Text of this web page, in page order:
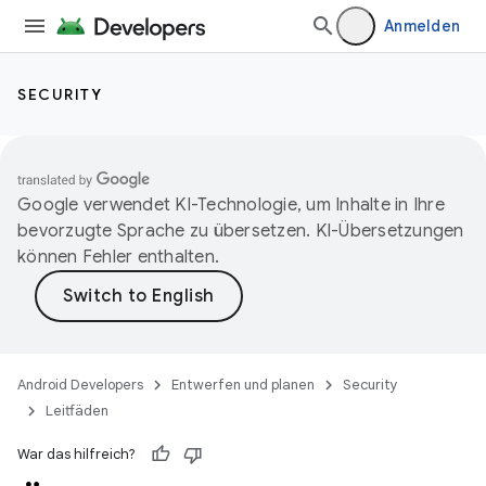
Anmelden
SECURITY
Google verwendet KI-Technologie, um Inhalte in Ihre
bevorzugte Sprache zu übersetzen. KI-Übersetzungen
können Fehler enthalten.
Android Developers Entwerfen und planen
Security
Leitfäden
War das hilfreich?